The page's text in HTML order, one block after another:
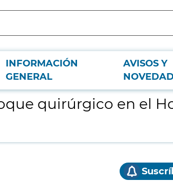
INFORMACIÓN
GENERAL
AVISOS Y
quirúrgico en el